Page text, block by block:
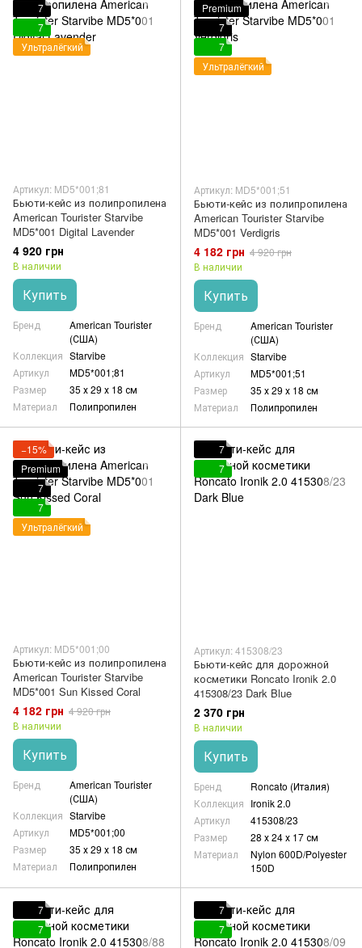
7
7
Ультралёгкий
Артикул: MD5*001;81
Бьюти-кейс из полипропилена
American Tourister Starvibe
MD5*001 Digital Lavender
4 920 грн
В наличии
Купить
Бренд
American Tourister
(США)
Коллекция Starvibe
Артикул
MD5*001;81
Размер
35 х 29 х 18 см
Материал
Полипропилен
Premium
7
7
Ультралёгкий
Артикул: MD5*001;51
Бьюти-кейс из полипропилена
American Tourister Starvibe
MD5*001 Verdigris
4 182 грн 4 920 грн
В наличии
Купить
Бренд
American Tourister
(США)
Коллекция Starvibe
Артикул
MD5*001;51
Размер
35 х 29 х 18 см
Материал
Полипропилен
−15%
Premium
7
7
Ультралёгкий
Артикул: MD5*001;00
Бьюти-кейс из полипропилена
American Tourister Starvibe
MD5*001 Sun Kissed Coral
4 182 грн 4 920 грн
В наличии
Купить
Бренд
American Tourister
(США)
Коллекция Starvibe
Артикул
MD5*001;00
Размер
35 х 29 х 18 см
Материал
Полипропилен
7
7
Артикул: 415308/23
Бьюти-кейс для дорожной
косметики Roncato Ironik 2.0
415308/23 Dark Blue
2 370 грн
В наличии
Купить
Бренд
Roncato (Италия)
Коллекция Ironik 2.0
Артикул
415308/23
Размер
28 х 24 х 17 см
Материал
Nylon 600D/Polyester
150D
7
7
7
7